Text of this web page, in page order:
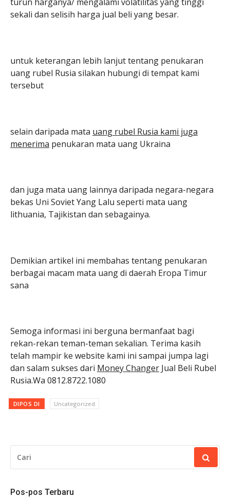
turun harganya/ mengalami volatilitas yang tinggi
sekali dan selisih harga jual beli yang besar.
untuk keterangan lebih lanjut tentang penukaran
uang rubel Rusia silakan hubungi di tempat kami
tersebut
selain daripada mata uang rubel Rusia kami juga
menerima penukaran mata uang Ukraina
dan juga mata uang lainnya daripada negara-negara
bekas Uni Soviet Yang Lalu seperti mata uang
lithuania, Tajikistan dan sebagainya.
Demikian artikel ini membahas tentang penukaran
berbagai macam mata uang di daerah Eropa Timur
sana
Semoga informasi ini berguna bermanfaat bagi
rekan-rekan teman-teman sekalian. Terima kasih
telah mampir ke website kami ini sampai jumpa lagi
dan salam sukses dari Money Changer Jual Beli Rubel
Rusia.Wa 0812.8722.1080
DIPOS DI Uncategorized
UNTUK:
Pos-pos Terbaru